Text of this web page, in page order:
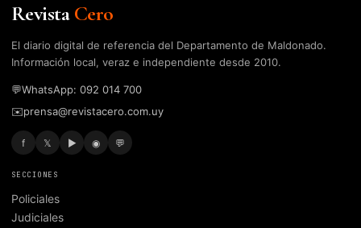
RevistaCero
El diario digital de referencia del Departamento de Maldonado.
Información local, veraz e independiente desde 2010.
💬WhatsApp: 092 014 700
✉️prensa@revistacero.com.uy
f 𝕏 ▶ ◉ 💬
SECCIONES
Policiales
Judiciales